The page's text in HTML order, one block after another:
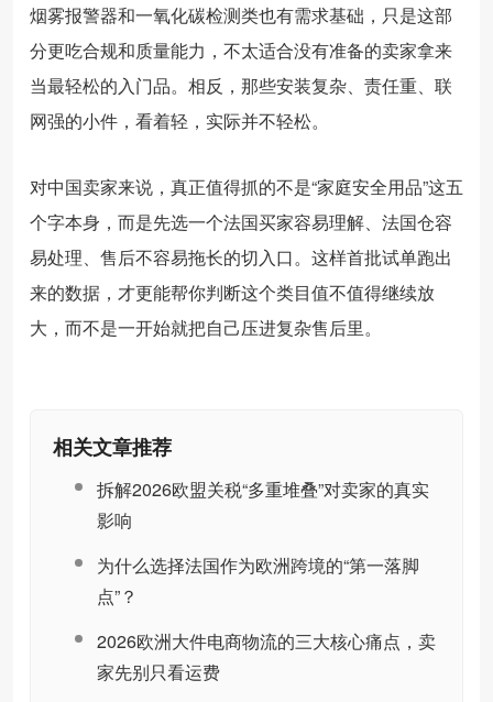
烟雾报警器和一氧化碳检测类也有需求基础，只是这部
分更吃合规和质量能力，不太适合没有准备的卖家拿来
当最轻松的入门品。相反，那些安装复杂、责任重、联
网强的小件，看着轻，实际并不轻松。
对中国卖家来说，真正值得抓的不是“家庭安全用品”这五
个字本身，而是先选一个法国买家容易理解、法国仓容
易处理、售后不容易拖长的切入口。这样首批试单跑出
来的数据，才更能帮你判断这个类目值不值得继续放
大，而不是一开始就把自己压进复杂售后里。
相关文章推荐
拆解2026欧盟关税“多重堆叠”对卖家的真实
影响
为什么选择法国作为欧洲跨境的“第一落脚
点”？
2026欧洲大件电商物流的三大核心痛点，卖
家先别只看运费